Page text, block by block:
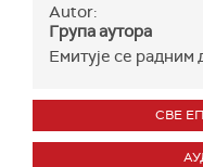
Autor:
Група аутора
Емитује се радним
СВЕ